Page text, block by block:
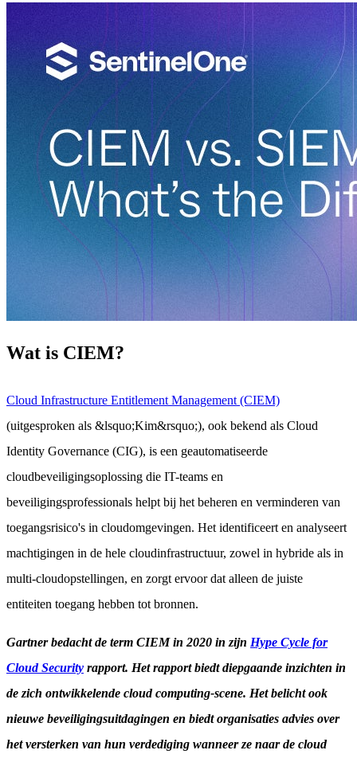
Wat is CIEM?
Cloud Infrastructure Entitlement Management (CIEM)
(uitgesproken als &lsquo;Kim&rsquo;), ook bekend als Cloud
Identity Governance (CIG), is een geautomatiseerde
cloudbeveiligingsoplossing die IT-teams en
beveiligingsprofessionals helpt bij het beheren en verminderen van
toegangsrisico's in cloudomgevingen. Het identificeert en analyseert
machtigingen in de hele cloudinfrastructuur, zowel in hybride als in
multi-cloudopstellingen, en zorgt ervoor dat alleen de juiste
entiteiten toegang hebben tot bronnen.
Gartner bedacht de term CIEM in 2020 in zijn Hype Cycle for
Cloud Security rapport. Het rapport biedt diepgaande inzichten in
de zich ontwikkelende cloud computing-scene. Het belicht ook
nieuwe beveiligingsuitdagingen en biedt organisaties advies over
het versterken van hun verdediging wanneer ze naar de cloud